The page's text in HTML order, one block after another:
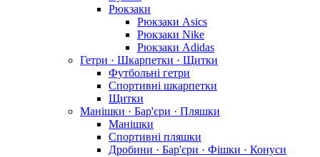
Рюкзаки
Рюкзаки Asics
Рюкзаки Nike
Рюкзаки Adidas
Гетри · Шкарпетки · Щитки
Футбольні гетри
Спортивні шкарпетки
Щитки
Манішки · Бар'єри · Пляшки
Манішки
Спортивні пляшки
Дробини · Бар'єри · Фішки · Конуси